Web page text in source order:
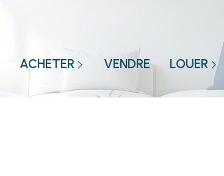
ACHETER
APPARTEMENT VENDRE LOUER
MAISON
APPARTEMENT